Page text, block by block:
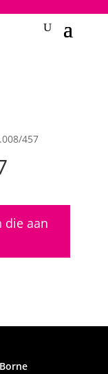
457
die aan